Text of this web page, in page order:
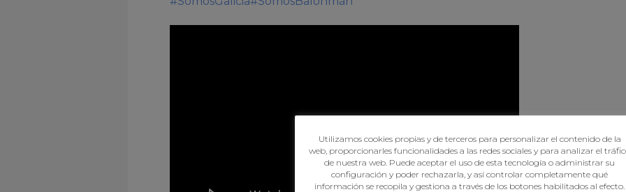
Utilizamos cookies propias y de terceros para personalizar el contenido de la
web, proporcionarles funcionalidades a las redes sociales y para analizar el
de nuestra web. Puede aceptar el uso de esta tecnología o administrar su
configuración y poder rechazarla, y así controlar completamente qué
información se recopila y gestiona a través de los botones habilitados al efecto.